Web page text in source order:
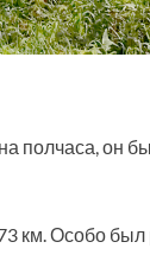
полчаса, он
км. Особо